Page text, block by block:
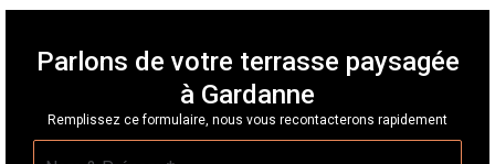
Parlons de votre terrasse paysagée
à Gardanne
Remplissez ce formulaire, nous vous recontacterons rapidement